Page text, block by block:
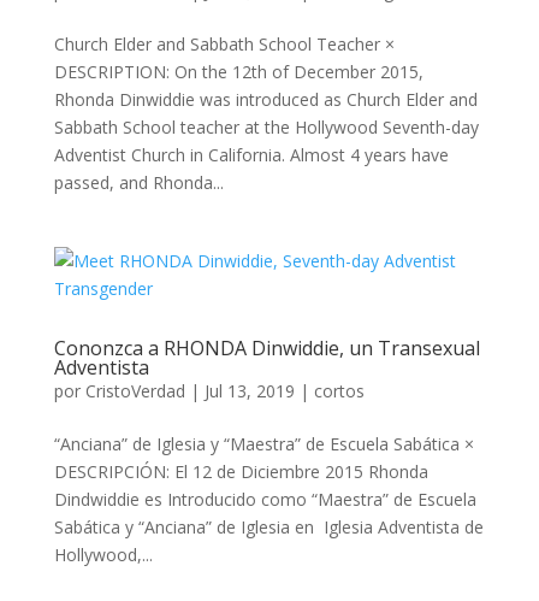
Church Elder and Sabbath School Teacher ×
DESCRIPTION: On the 12th of December 2015,
Rhonda Dinwiddie was introduced as Church Elder and
Sabbath School teacher at the Hollywood Seventh-day
Adventist Church in California. Almost 4 years have
passed, and Rhonda...
Cononzca a RHONDA Dinwiddie, un Transexual
Adventista
por CristoVerdad | Jul 13, 2019 | cortos
“Anciana” de Iglesia y “Maestra” de Escuela Sabática ×
DESCRIPCIÓN: El 12 de Diciembre 2015 Rhonda
Dindwiddie es Introducido como “Maestra” de Escuela
Sabática y “Anciana” de Iglesia en Iglesia Adventista de
Hollywood,...